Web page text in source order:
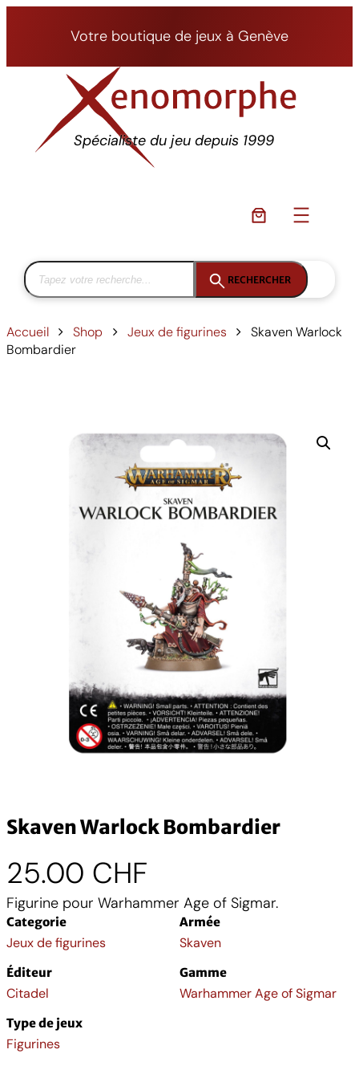
Votre boutique de jeux à Genève
Spécialiste du jeu depuis 1999
RECHERCHER
Accueil Shop Jeux de figurines
Skaven Warlock
Bombardier
Skaven Warlock Bombardier
25.00 CHF
Figurine pour Warhammer Age of Sigmar.
Categorie
Jeux de figurines
Armée
Skaven
Éditeur
Citadel
Gamme
Warhammer Age of Sigmar
Type de jeux
Figurines